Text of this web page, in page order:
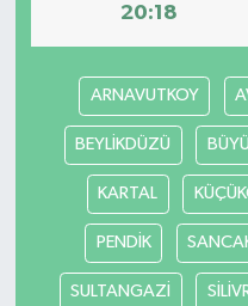
20:18
ARNAVUTKOY
BEYLİKDÜZÜ
KARTAL
PENDİK
SULTANGAZİ